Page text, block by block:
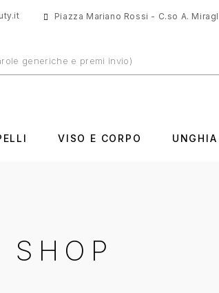
Piazza Mariano Rossi - C.so A.
VISO E CORPO UNGHIA
SHOP